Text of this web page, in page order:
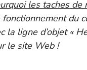
les taches de
du
la ligne d’objet «
le site Web !